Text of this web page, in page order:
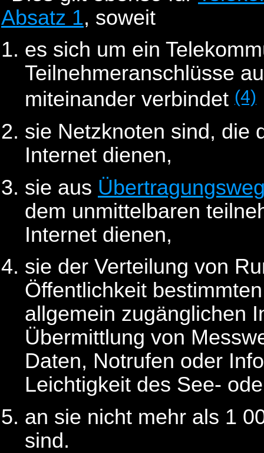
Absatz 1, soweit
es sich um ein
Teilnehmeranschlüsse
miteinander verbindet (4)
sie Netzknoten sind, die
Internet dienen,
sie aus
dem unmittelbaren
Internet dienen,
sie der Verteilung von
Öffentlichkeit
allgemein zugänglichen
Übermittlung von
Daten, Notrufen oder
Leichtigkeit des See-
an sie nicht mehr als 1
sind.